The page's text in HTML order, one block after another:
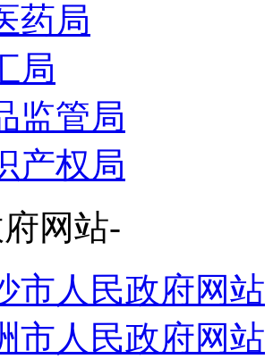
药局
局
监管局
产权局
网站-
市人民政府网站
市人民政府网站